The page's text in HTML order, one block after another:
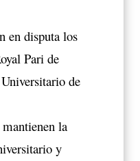
en disputa los
Pari de
de
la
y